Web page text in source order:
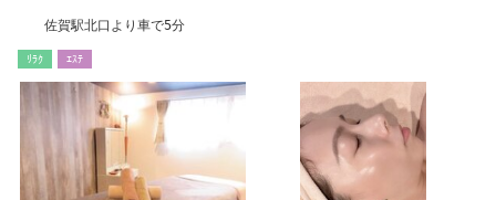
佐賀駅北口より車で5分
ﾘﾗｸ ｴｽﾃ